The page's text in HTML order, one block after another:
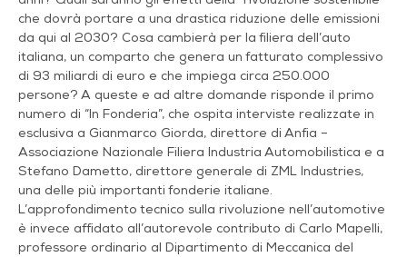
che dovrà portare a una drastica riduzione delle emissioni
da qui al 2030? Cosa cambierà per la filiera dell’auto
italiana, un comparto che genera un fatturato complessivo
di 93 miliardi di euro e che impiega circa 250.000
persone? A queste e ad altre domande risponde il primo
numero di “In Fonderia”, che ospita interviste realizzate in
esclusiva a Gianmarco Giorda, direttore di Anfia –
Associazione Nazionale Filiera Industria Automobilistica e a
Stefano Dametto, direttore generale di ZML Industries,
una delle più importanti fonderie italiane.
L’approfondimento tecnico sulla rivoluzione nell’automotive
è invece affidato all’autorevole contributo di Carlo Mapelli,
professore ordinario al Dipartimento di Meccanica del